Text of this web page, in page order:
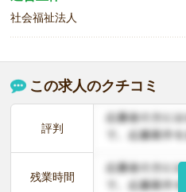
社会福祉法人
この求人のクチコミ
評判
残業時間